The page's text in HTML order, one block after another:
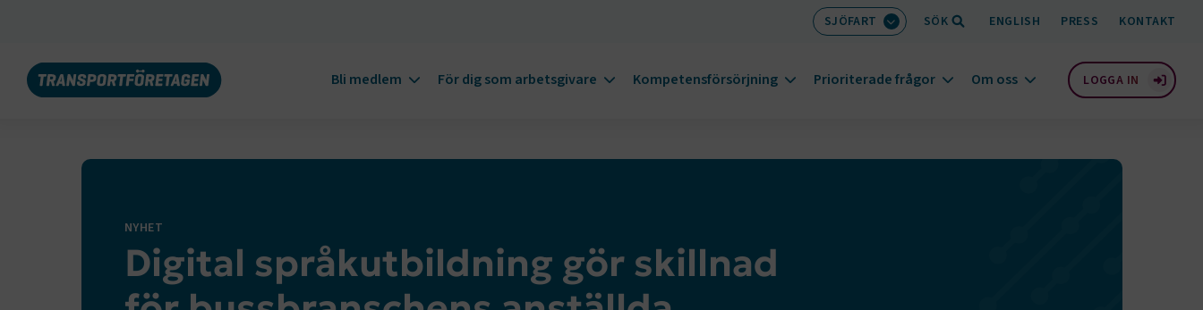
SJÖFART SÖK ENGLISH PRESS KONTAKT
Bli medlem För dig som arbetsgivare Kompetensförsörjning Prioriterade frågor Om oss LOGGA IN
NYHET
Digital språkutbildning gör skillnad